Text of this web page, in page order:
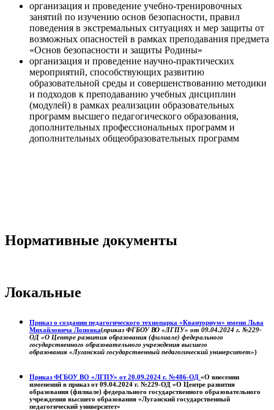
организация и проведение учебно-тренировочных
занятий по изучению основ безопасности, правил
поведения в экстремальных ситуациях и мер защиты от
возможных опасностей в рамках преподавания предмета
«Основ безопасности и защиты Родины»
организация и проведение научно-практических
мероприятий, способствующих развитию
образовательной среды и совершенствованию методики
и подходов к преподаванию учебных дисциплин
(модулей) в рамках реализации образовательных
программ высшего педагогического образования,
дополнительных профессиональных программ и
дополнительных общеобразовательных программ
Нормативные документы
Локальные
Приказ о создании педагогического технопарка «Кванториум» имени Льва
Михайловича Лоповка(приказ ФГБОУ ВО «ЛГПУ» от 09.04.2024 г. №229-
ОД «О Центре развития образования (филиале) федерального
государственного образовательного учреждения высшего
образования «Луганский государственный педагогический университет»)
Приказ ФГБОУ ВО «ЛГПУ» от 20.09.2024 г. №486-ОД «О внесении
изменений в приказ от 09.04.2024 г. №229-ОД «О Центре развития
образования (филиале) федерального государственного образовательного
учреждения высшего образования «Луганский государственный
педагогический университет»